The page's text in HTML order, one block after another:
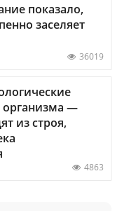
показало,
заселяет
36019
организма —
из строя,
4863